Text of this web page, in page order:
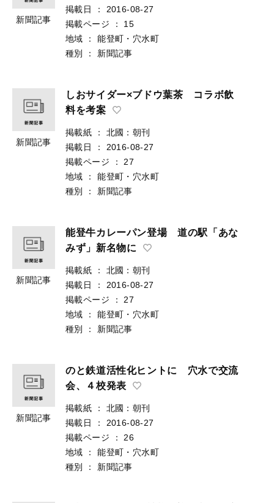
新聞記事
掲載日
：
2016-08-27
掲載ページ
：
15
地域
：
能登町・穴水町
種別
： 新聞記事
新聞記事
しおサイダー×ブドウ葉茶 コラボ飲
料を考案
掲載紙 ：
北國：朝刊
掲載日
：
2016-08-27
掲載ページ
：
27
地域
：
能登町・穴水町
種別
： 新聞記事
新聞記事
能登牛カレーパン登場 道の駅「あな
みず」新名物に
掲載紙 ：
北國：朝刊
掲載日
：
2016-08-27
掲載ページ
：
27
地域
：
能登町・穴水町
種別
： 新聞記事
新聞記事
のと鉄道活性化ヒントに 穴水で交流
会、４校発表
掲載紙 ：
北國：朝刊
掲載日
：
2016-08-27
掲載ページ
：
26
地域
：
能登町・穴水町
種別
： 新聞記事